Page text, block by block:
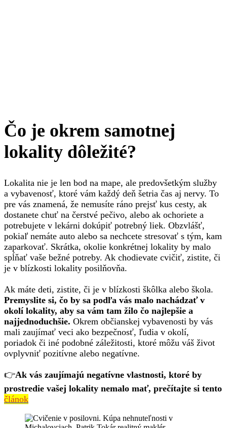
Čo je okrem samotnej
lokality dôležité?
Lokalita nie je len bod na mape, ale predovšetkým služby
a vybavenosť, ktoré vám každý deň šetria čas aj nervy. To
pre vás znamená, že nemusíte ráno prejsť kus cesty, ak
dostanete chuť na čerstvé pečivo, alebo ak ochoriete a
potrebujete v lekárni dokúpiť potrebný liek. Obzvlášť,
pokiaľ nemáte auto alebo sa nechcete stresovať s tým, kam
zaparkovať. Skrátka, okolie konkrétnej lokality by malo
spĺňať vaše bežné potreby. Ak chodievate cvičiť, zistite, či
je v blízkosti lokality posilňovňa.
Ak máte deti, zistite, či je v blízkosti škôlka alebo škola.
Premyslite si, čo by sa podľa vás malo nachádzať v
okolí lokality, aby sa vám tam žilo čo najlepšie a
najjednoduchšie. Okrem občianskej vybavenosti by vás
mali zaujímať veci ako bezpečnosť, ľudia v okolí,
poriadok či iné podobné záležitosti, ktoré môžu váš život
ovplyvniť pozitívne alebo negatívne.
👉Ak vás zaujímajú negatívne vlastnosti, ktoré by
prostredie vašej lokality nemalo mať, prečítajte si tento
článok